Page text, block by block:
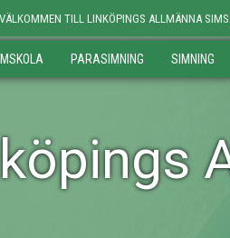
VÄLKOMMEN TILL LINKÖPINGS ALLMÄNNA
PARASIMNING SIMNING